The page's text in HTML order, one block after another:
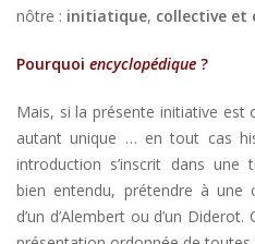
nôtre : initiatique, collective et
Pourquoi encyclopédique ?
Mais, si la présente initiative est
autant unique … en tout cas
introduction s’inscrit dans une
bien entendu, prétendre à une
d’un d’Alembert ou d’un